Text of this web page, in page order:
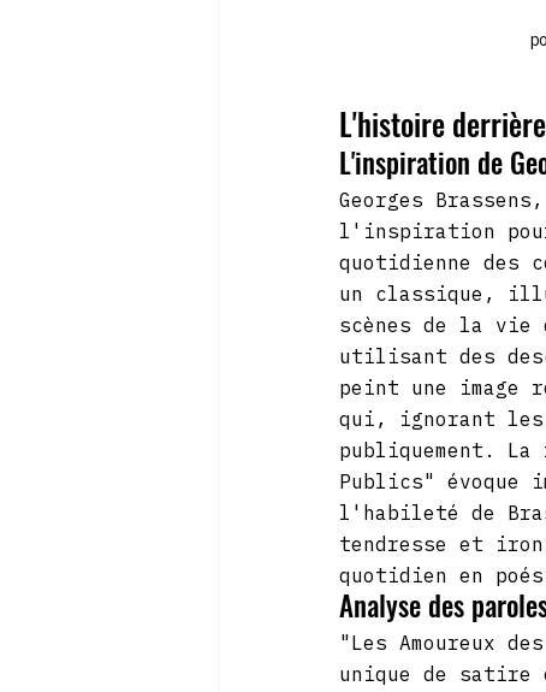
L'histoire
L'inspiration de
Georges
l'inspiration pour
quotidienne des
un classique,
scènes de la vie
utilisant des
peint une image
qui, ignorant les
publiquement. La
Publics" évoque
l'habileté de
tendresse et
quotidien en
Analyse des
"Les Amoureux
unique de satire